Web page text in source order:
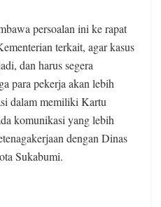
persoalan ini ke rapat
terkait, agar kasus
dan harus segera
para pekerja akan lebih
dalam memiliki Kartu
komunikasi yang lebih
dengan Dinas
Sukabumi.